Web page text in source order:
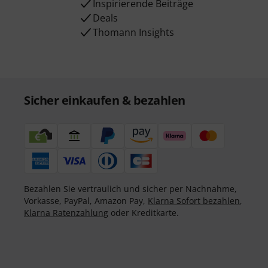
Inspirierende Beiträge
Deals
Thomann Insights
Sicher einkaufen & bezahlen
Bezahlen Sie vertraulich und sicher per Nachnahme,
Vorkasse, PayPal, Amazon Pay, Klarna Sofort bezahlen,
Klarna Ratenzahlung oder Kreditkarte.